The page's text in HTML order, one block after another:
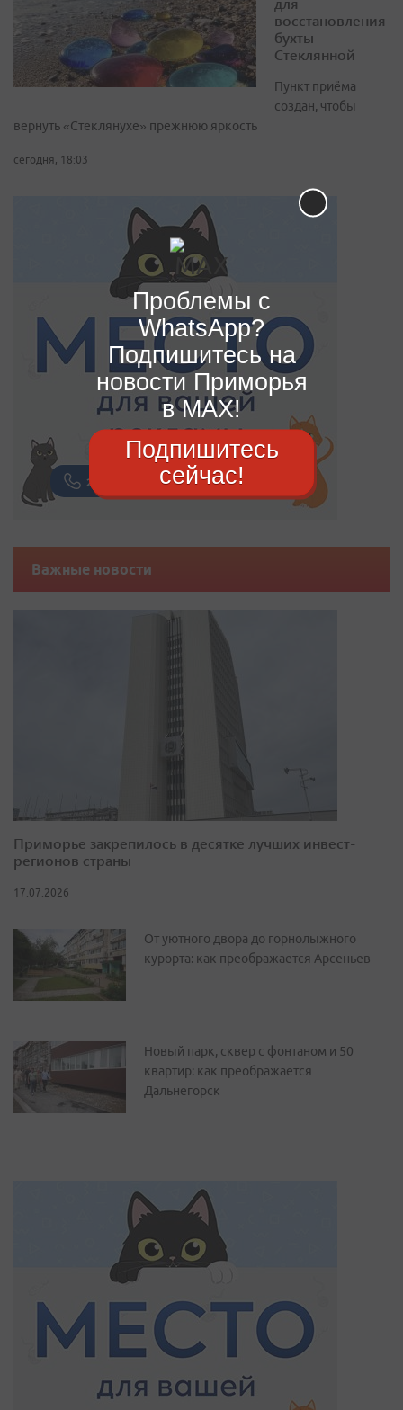
восстановления
бухты
Стеклянной
Пункт приёма
создан, чтобы
вернуть «Стеклянухе» прежнюю яркость
сегодня, 18:03
Важные новости
Приморье закрепилось в десятке лучших инвест-
регионов страны
17.07.2026
От уютного двора до горнолыжного
курорта: как преображается Арсеньев
Новый парк, сквер с фонтаном и 50
квартир: как преображается
Дальнегорск
Проблемы с
WhatsApp?
Подпишитесь на
новости Приморья
в MAX!
Подпишитесь
сейчас!